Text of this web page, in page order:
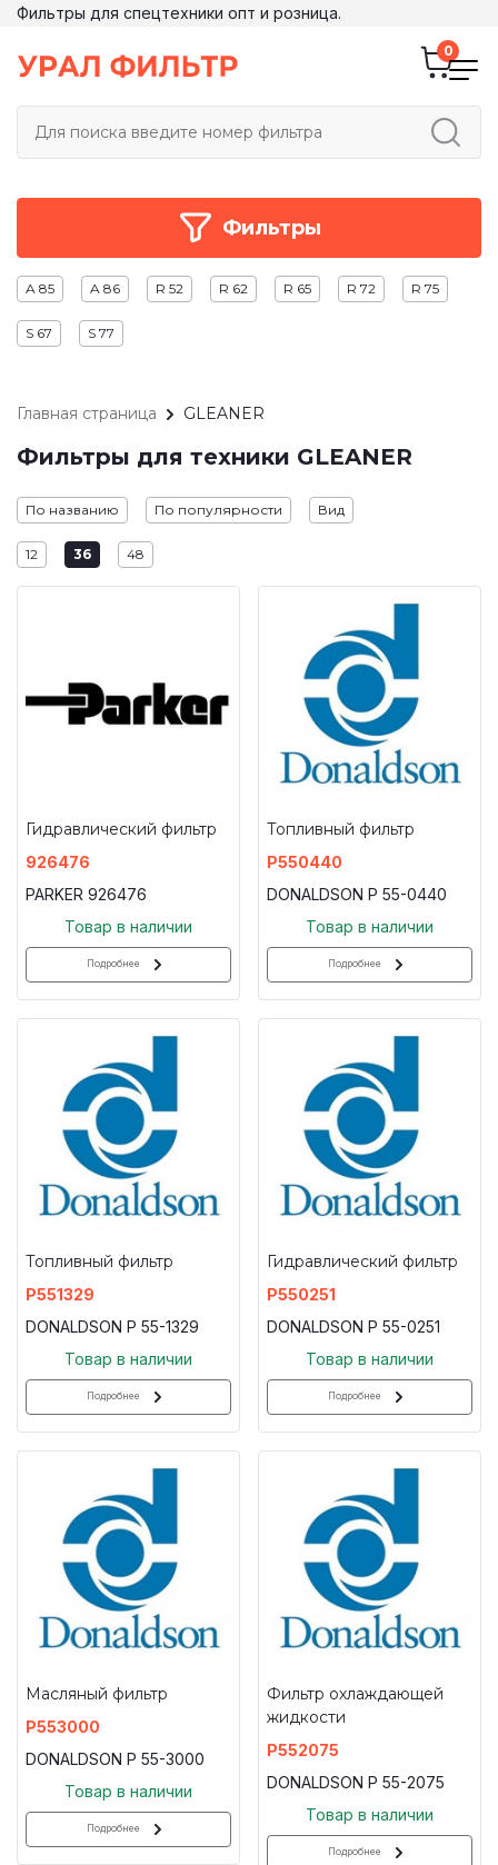
Фильтры для спецтехники опт и розница.
Фильтры
A 85 A 86 R 52 R 62 R 65 R 72 R 75
S 67 S 77
Главная страница GLEANER
Фильтры для техники GLEANER
По названию По популярности Вид
12 36 48
Гидравлический фильтр
926476
PARKER 926476
Товар в наличии
Подробнее
Топливный фильтр
P550440
DONALDSON P 55-0440
Товар в наличии
Подробнее
Топливный фильтр
P551329
DONALDSON P 55-1329
Товар в наличии
Подробнее
Гидравлический фильтр
P550251
DONALDSON P 55-0251
Товар в наличии
Подробнее
Масляный фильтр
P553000
DONALDSON P 55-3000
Товар в наличии
Подробнее
Фильтр охлаждающей
жидкости
P552075
DONALDSON P 55-2075
Товар в наличии
Подробнее